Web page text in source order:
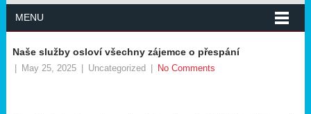
MENU
Naše služby osloví všechny zájemce o přespání
May 25, 2025 Uncategorized No Comments